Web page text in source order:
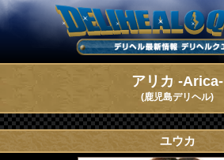
アリカ -Arica-
(鹿児島デリヘル)
ユウカ